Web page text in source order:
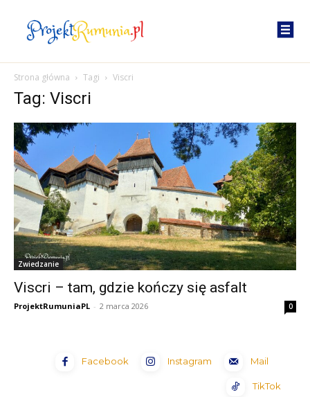
Strona główna Tagi Viscri
Tag: Viscri
Zwiedzanie
Viscri – tam, gdzie kończy się asfalt
ProjektRumuniaPL - 2 marca 2026 0
Facebook Instagram Mail
TikTok